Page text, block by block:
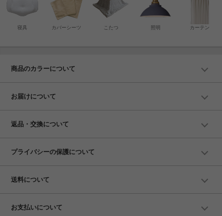
寝具 カバーシーツ こたつ カーテン
照明
商品のカラーについて
お届けについて
返品・交換について
プライバシーの保護について
送料について
お支払いについて